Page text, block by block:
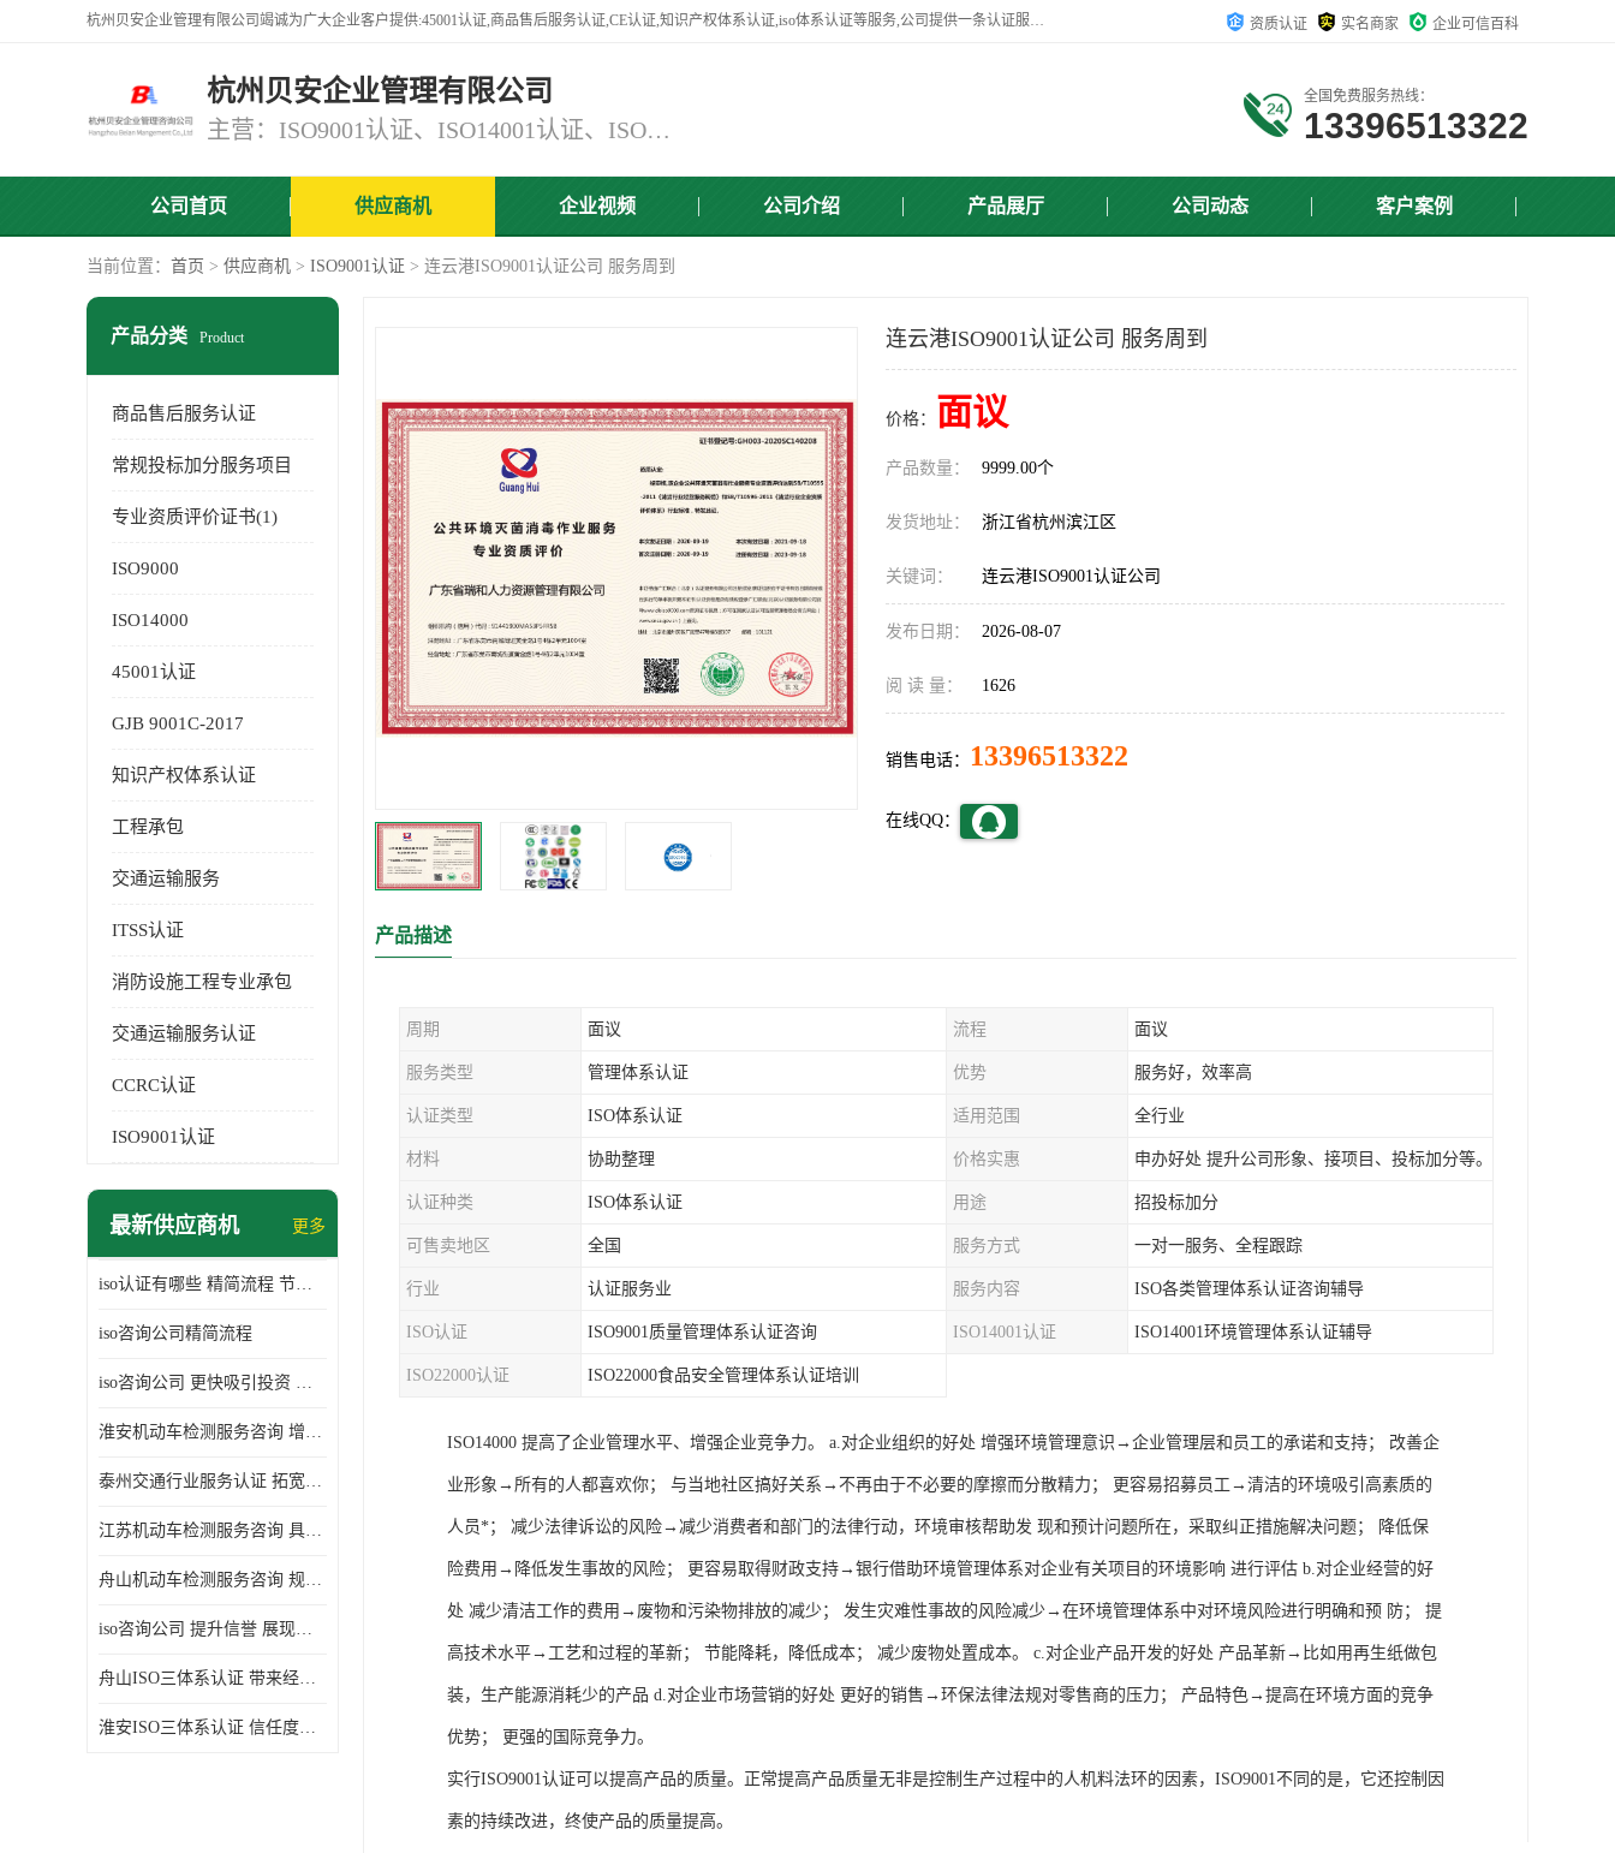
杭州贝安企业管理有限公司竭诚为广大企业客户提供:45001认证,商品售后服务认证,CE认证,知识产权体系认证,iso体系认证等服务,公司提供一条认证服务,方便快捷. 资质认证 实名商家 企业可信百科
杭州贝安企业管理有限公司
主营：ISO9001认证、ISO14001认证、ISO认证、ISO22000认证、ISO/TS16949认证,FSC森林认证
全国免费服务热线：
13396513322
公司首页 供应商机 企业视频 公司介绍 产品展厅 公司动态 客户案例
当前位置： 首页 > 供应商机 > ISO9001认证 > 连云港ISO9001认证公司 服务周到
产品分类 Product
商品售后服务认证
常规投标加分服务项目
专业资质评价证书(1)
ISO9000
ISO14000
45001认证
GJB 9001C-2017
知识产权体系认证
工程承包
交通运输服务
ITSS认证
消防设施工程专业承包
交通运输服务认证
CCRC认证
ISO9001认证
最新供应商机 更多
iso认证有哪些 精简流程 节省企业运营成本
iso咨询公司精简流程
iso咨询公司 更快吸引投资 节省企业运营成本
淮安机动车检测服务咨询 增加竞争力 可获得更多业务机会
泰州交通行业服务认证 拓宽可业务范围 提高客户对企业满意度
江苏机动车检测服务咨询 具有社会效益 是企业综合实力的体现
舟山机动车检测服务咨询 规范管理技术 具备市场竞争能力
iso咨询公司 提升信誉 展现企业文化
舟山ISO三体系认证 带来经济效益 带来可以信赖的良好印象
淮安ISO三体系认证 信任度增加 具备市场竞争能力
连云港ISO9001认证公司 服务周到
价格： 面议
产品数量： 9999.00个
发货地址： 浙江省杭州滨江区
关键词： 连云港ISO9001认证公司
发布日期： 2026-08-07
阅 读 量： 1626
销售电话： 13396513322
在线QQ：
产品描述
周期 面议 流程 面议
服务类型 管理体系认证 优势 服务好，效率高
认证类型 ISO体系认证 适用范围 全行业
材料 协助整理 价格实惠 申办好处 提升公司形象、接项目、投标加分等。
认证种类 ISO体系认证 用途 招投标加分
可售卖地区 全国 服务方式 一对一服务、全程跟踪
行业 认证服务业 服务内容 ISO各类管理体系认证咨询辅导
ISO认证 ISO9001质量管理体系认证咨询 ISO14001认证 ISO14001环境管理体系认证辅导
ISO22000认证 ISO22000食品安全管理体系认证培训
ISO14000 提高了企业管理水平、增强企业竞争力。 a.对企业组织的好处 增强环境管理意识→企业管理层和员工的承诺和支持； 改善企
业形象→所有的人都喜欢你； 与当地社区搞好关系→不再由于不必要的摩擦而分散精力； 更容易招募员工→清洁的环境吸引高素质的
人员*； 减少法律诉讼的风险→减少消费者和部门的法律行动，环境审核帮助发 现和预计问题所在，采取纠正措施解决问题； 降低保
险费用→降低发生事故的风险； 更容易取得财政支持→银行借助环境管理体系对企业有关项目的环境影响 进行评估 b.对企业经营的好
处 减少清洁工作的费用→废物和污染物排放的减少； 发生灾难性事故的风险减少→在环境管理体系中对环境风险进行明确和预 防； 提
高技术水平→工艺和过程的革新； 节能降耗，降低成本； 减少废物处置成本。 c.对企业产品开发的好处 产品革新→比如用再生纸做包
装，生产能源消耗少的产品 d.对企业市场营销的好处 更好的销售→环保法律法规对零售商的压力； 产品特色→提高在环境方面的竞争
优势； 更强的国际竞争力。
实行ISO9001认证可以提高产品的质量。正常提高产品质量无非是控制生产过程中的人机料法环的因素，ISO9001不同的是，它还控制因
素的持续改进，终使产品的质量提高。